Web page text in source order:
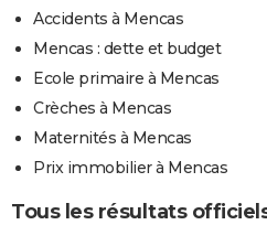
Accidents à Mencas
Mencas : dette et budget
Ecole primaire à Mencas
Crèches à Mencas
Maternités à Mencas
Prix immobilier à Mencas
Tous les résultats